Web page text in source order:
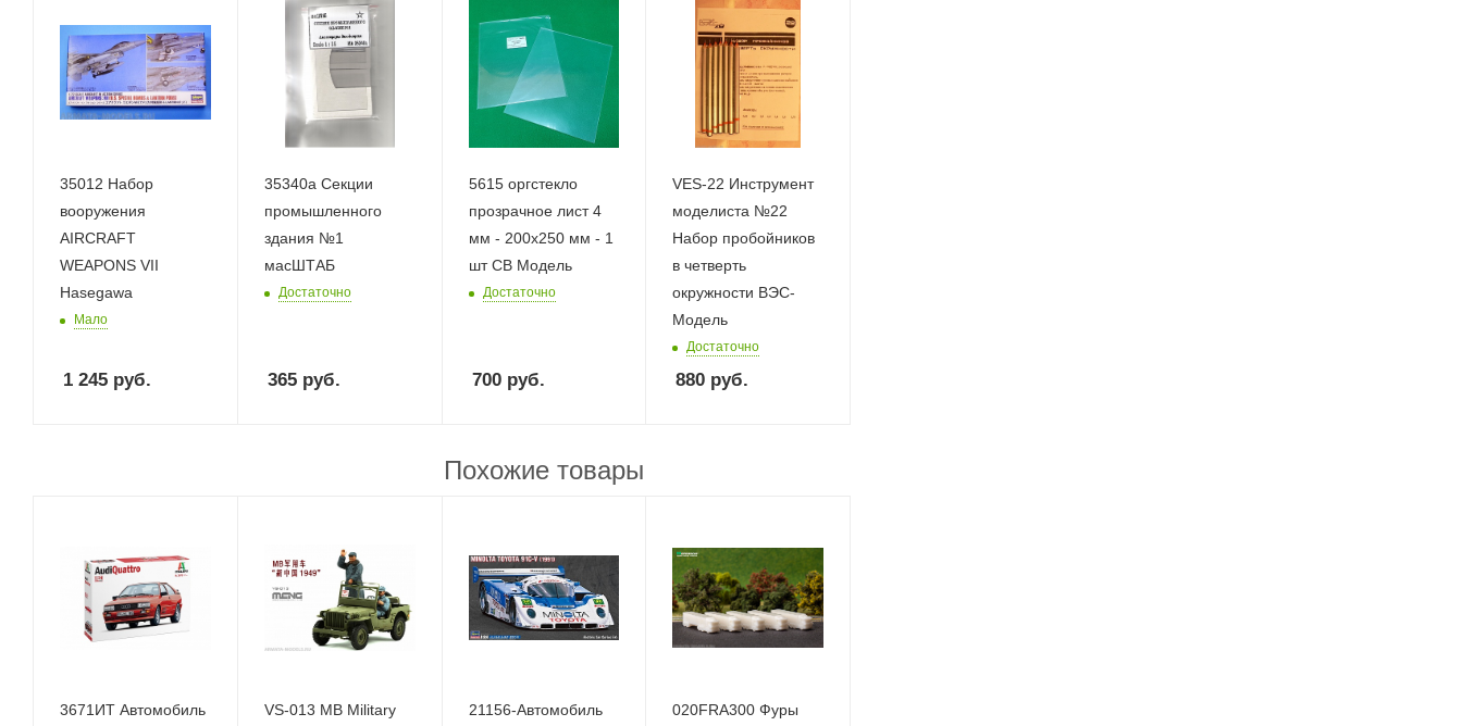
35012 Набор
вооружения
AIRCRAFT
WEAPONS VII
Hasegawa
Мало
1 245 руб.
35340а Секции
промышленного
здания №1
масШТАБ
Достаточно
365руб.
5615 оргстекло
прозрачное лист 4
мм - 200х250 мм - 1
шт СВ Модель
Достаточно
700руб.
VES-22 Инструмент
моделиста №22
Набор пробойников
в четверть
окружности ВЭС-
Модель
Достаточно
880 руб.
Похожие товары
3671ИТ Автомобиль
VS-013 MB Military
21156-Автомобиль
020FRA300 Фуры